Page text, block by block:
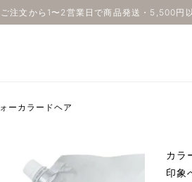
ご注文から1〜2営業日で商品発送・5,500円
ーカラードヘア
カラ
印象